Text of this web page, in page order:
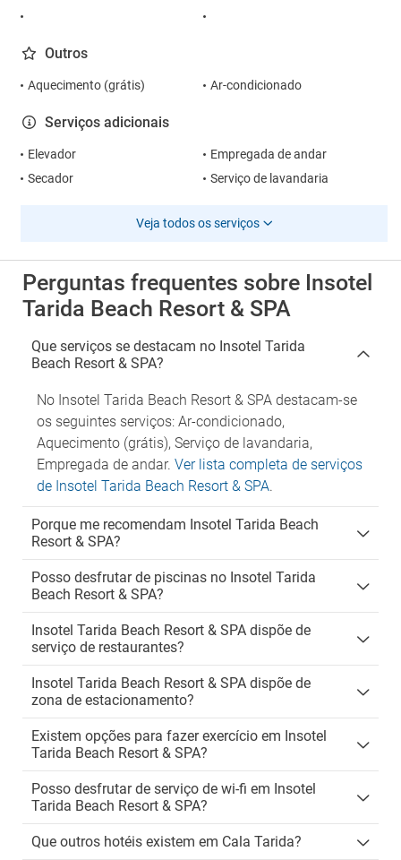
Outros
Aquecimento (grátis) Ar-condicionado
Serviços adicionais
Elevador
Empregada de andar
Secador
Serviço de lavandaria
Veja todos os serviços
Perguntas frequentes sobre Insotel
Tarida Beach Resort & SPA
Que serviços se destacam no Insotel Tarida
Beach Resort & SPA?
No Insotel Tarida Beach Resort & SPA destacam-se
os seguintes serviços: Ar-condicionado,
Aquecimento (grátis), Serviço de lavandaria,
Empregada de andar. Ver lista completa de serviços
de Insotel Tarida Beach Resort & SPA.
Porque me recomendam Insotel Tarida Beach
Resort & SPA?
Posso desfrutar de piscinas no Insotel Tarida
Beach Resort & SPA?
Insotel Tarida Beach Resort & SPA dispõe de
serviço de restaurantes?
Insotel Tarida Beach Resort & SPA dispõe de
zona de estacionamento?
Existem opções para fazer exercício em Insotel
Tarida Beach Resort & SPA?
Posso desfrutar de serviço de wi-fi em Insotel
Tarida Beach Resort & SPA?
Que outros hotéis existem em Cala Tarida?